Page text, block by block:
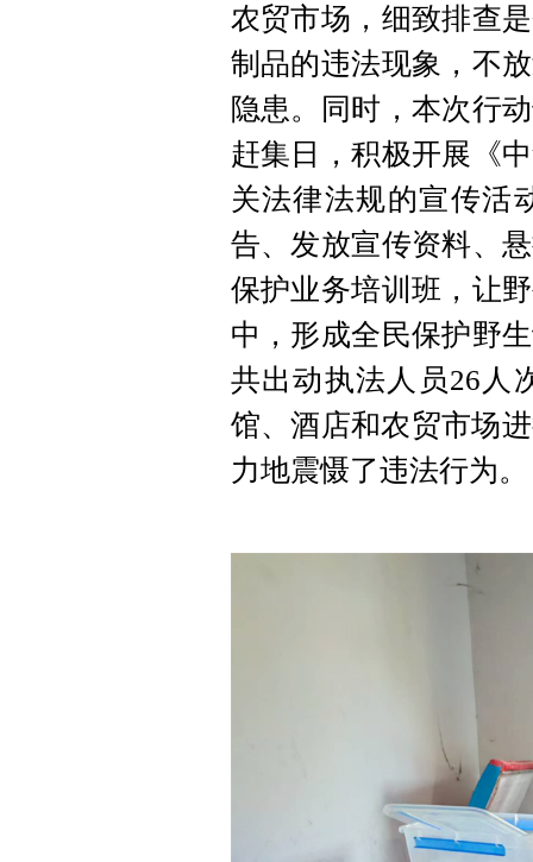
农贸市场，细致排查
制品的违法现象，不
隐患。同时，本次行
赶集日，积极开展《
关法律法规的宣传活
告、发放宣传资料、
保护业务培训班，让
中，形成全民保护野
共出动执法人员26人
馆、酒店和农贸市场
力地震慑了违法行为。